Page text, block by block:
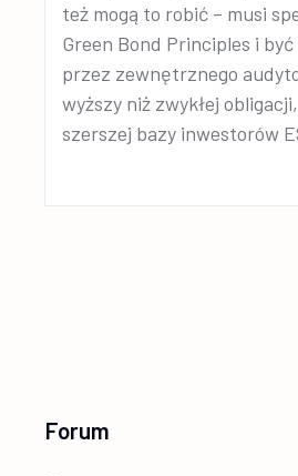
też mogą to robić – musi
Green Bond Principles i
przez zewnętrznego
wyższy niż zwykłej
szerszej bazy inwestorów
Forum